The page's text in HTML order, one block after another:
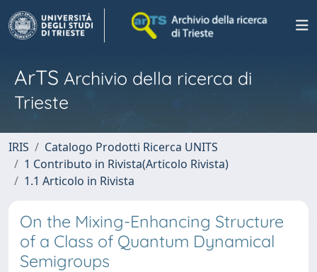
ArTS Archivio della ricerca di
Trieste
IRIS
Catalogo Prodotti Ricerca UNITS
1 Contributo in Rivista(Articolo Rivista)
1.1 Articolo in Rivista
On the Mixing-Enhancing Structure
of a Class of Quantum Dynamical
Semigroups